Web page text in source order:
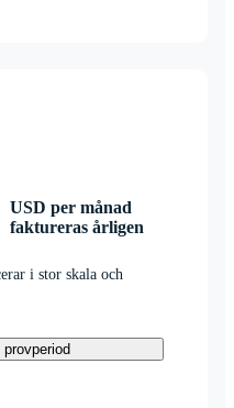
USD per månad
faktureras årligen
i stor skala och